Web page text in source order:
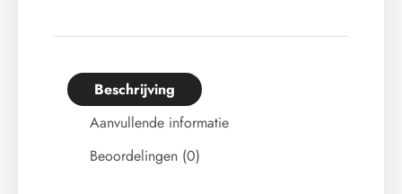
Beschrijving
Aanvullende informatie
Beoordelingen (0)